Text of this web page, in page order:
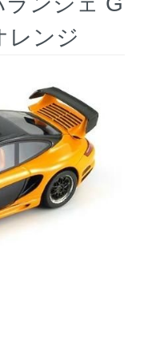
レンジ